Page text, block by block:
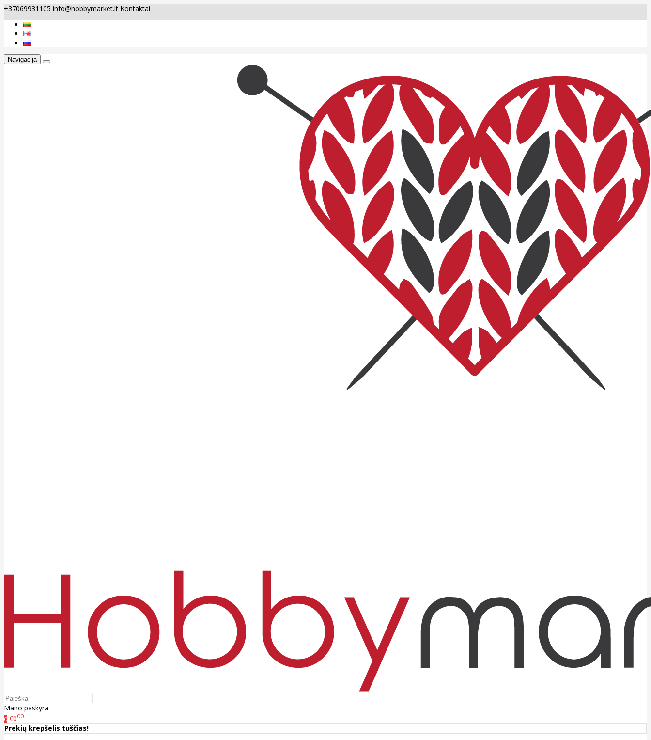
+37069931105 info@hobbymarket.lt Kontaktai
Navigacija
Mano paskyra
0 €000
Prekių krepšelis tuščias!